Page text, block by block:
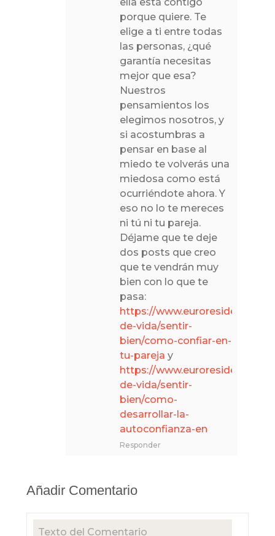
porque quiere. Te
elige a ti entre todas
las personas, ¿qué
garantía necesitas
mejor que esa?
Nuestros
pensamientos los
elegimos nosotros, y
si acostumbras a
pensar en base al
miedo te volverás una
miedosa como está
ocurriéndote ahora. Y
eso no lo te mereces
ni tú ni tu pareja.
Déjame que te deje
dos posts que creo
que te vendrán muy
bien con lo que te
pasa:
https://
de-vida/sentir-
bien/como-confiar-en-
tu-pareja y
https://
de-vida/sentir-
bien/como-
desarrollar-la-
autoconfianza-en
Responder
Añadir Comentario